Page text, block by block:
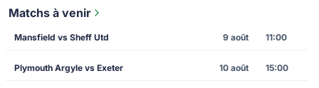
Matchs à venir
Mansfield vs Sheff Utd 9 août 11:00
Plymouth Argyle vs Exeter 10 août 15:00